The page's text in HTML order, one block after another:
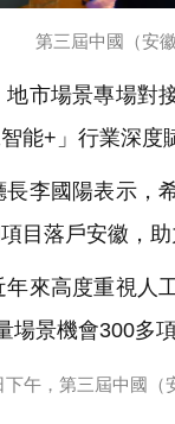
第三屆中國（安
市場景專場對
能+」行業深度
李國陽表示，
目落戶安徽，
來高度重視人
場景機會300多
午，第三屆中國（